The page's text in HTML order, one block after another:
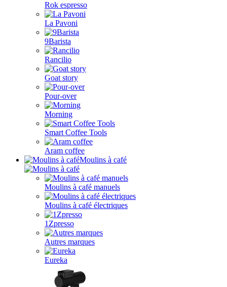
Rok espresso
La Pavoni
9Barista
Rancilio
Goat story
Pour-over
Morning
Smart Coffee Tools
Aram coffee
Moulins à café
Moulins à café manuels
Moulins à café électriques
1Zpresso
Autres marques
Eureka